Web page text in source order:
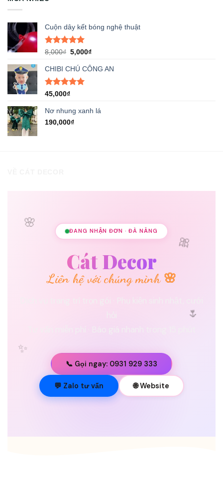
Cuộn dây kết bóng nghệ thuật
Được xếp
5 sao
8,000₫ Giá
là:
8,000₫.
5,000₫Giá
tại
CHIBI CHÚ CÔNG AN
Được xếp
5 sao
45,000₫
Nơ nhung xanh lá
190,000₫
🌸
🎀
✨
🌷
💐
ĐANG NHẬN ĐƠN · ĐÀ NẴNG
Cát Decor
Liên hệ với chúng mình 🌸
📞 Gọi ngay: 0931 929 333
💬 Zalo tư vấn 🌐 Website